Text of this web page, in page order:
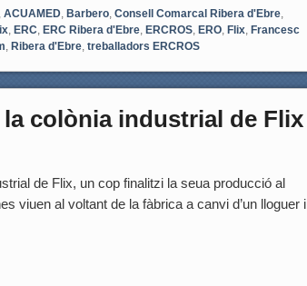
ACUAMED Barbero Consell Comarcal Ribera d'Ebre
ERC ERC Ribera d'Ebre ERCROS ERO Flix Francesc
Ribera d'Ebre treballadors ERCROS
colònia industrial de Flix
de Flix, un cop finalitzi la seua producció al
viuen al voltant de la fàbrica a canvi d’un lloguer i